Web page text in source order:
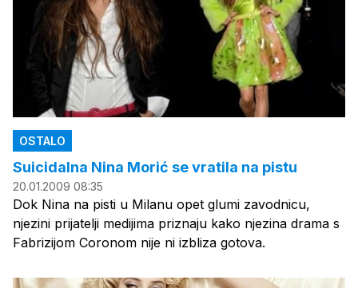
OSTALO
Suicidalna Nina Morić se vratila na pistu
20.01.2009 08:35
Dok Nina na pisti u Milanu opet glumi zavodnicu,
njezini prijatelji medijima priznaju kako njezina drama s
Fabrizijom Coronom nije ni izbliza gotova.